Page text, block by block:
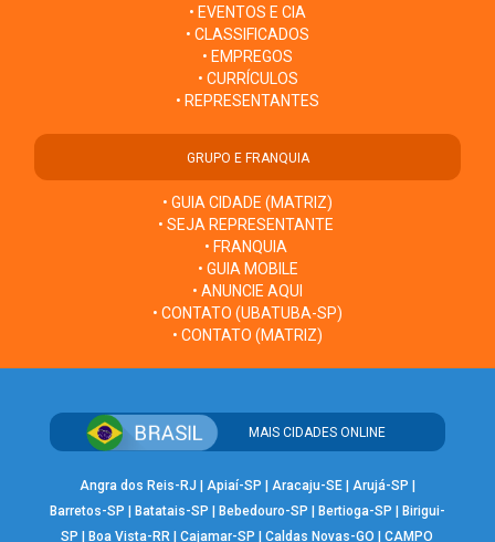
• EVENTOS E CIA
• CLASSIFICADOS
• EMPREGOS
• CURRÍCULOS
• REPRESENTANTES
GRUPO E FRANQUIA
• GUIA CIDADE (MATRIZ)
• SEJA REPRESENTANTE
• FRANQUIA
• GUIA MOBILE
• ANUNCIE AQUI
• CONTATO (UBATUBA-SP)
• CONTATO (MATRIZ)
MAIS CIDADES ONLINE
Angra dos Reis-RJ | Apiaí-SP | Aracaju-SE| Arujá-SP |
Barretos-SP | Batatais-SP | Bebedouro-SP | Bertioga-SP | Birigui-
SP |Boa Vista-RR |Cajamar-SP |Caldas Novas-GO |CAMPO